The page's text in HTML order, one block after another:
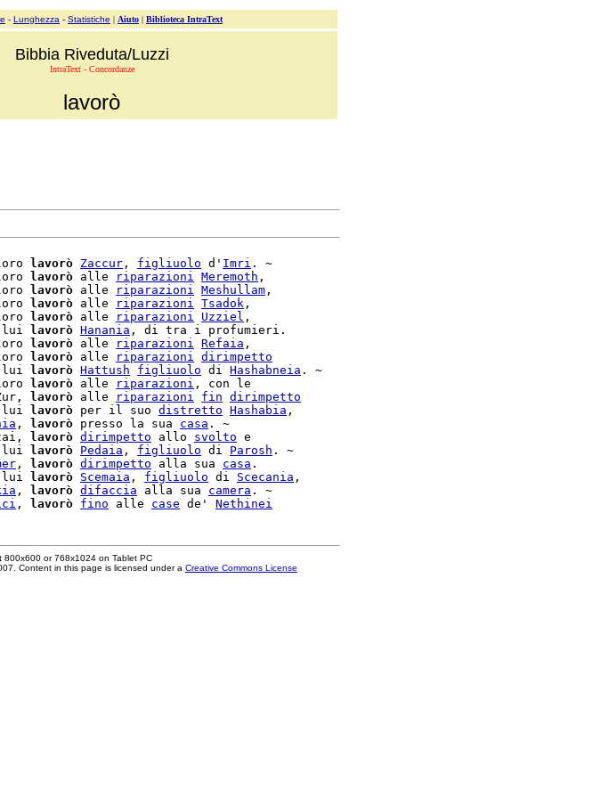
- Lunghezza - Statistiche | Aiuto | Biblioteca IntraText
Bibbia Riveduta/Luzzi
IntraText - Concordanze
lavorò
lavorò Zaccur , figliuolo d' Imri . ~
lavorò alle riparazioni Meremoth ,
lavorò alle riparazioni Meshullam ,
lavorò alle riparazioni Tsadok ,
lavorò alle riparazioni Uzziel ,
lui lavorò Hanania , di tra i profumieri.
lavorò alle riparazioni Refaia ,
lavorò alle riparazioni dirimpetto
lui lavorò Hattush figliuolo di Hashabneia
lavorò alle riparazioni , con le
lavorò alle riparazioni fin dirimpetto
lui lavorò per il suo distretto Hashabia ,
, lavorò presso la sua casa . ~
lavorò dirimpetto allo svolto e
lui lavorò Pedaia , figliuolo di Parosh . ~
, lavorò dirimpetto alla sua casa .
lui lavorò Scemaia , figliuolo di Scecania ,
, lavorò difaccia alla sua camera . ~
, lavorò fino alle case de' Nethinei
800x600 or 768x1024 on Tablet PC
Content in this page is licensed under a Creative Commons License